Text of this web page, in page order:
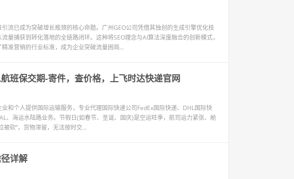
流已成为突破增长瓶颈的核心命题。广州GEO公司凭借其独创的生成引擎优化技
量捕获到转化落地的全链路闭环。这种将SEO理念与AI算法深度融合的创新模式，
准营销的行业标准，成为企业突破流量困局...
班保交期-寄件，查价格，上飞时达快递官网
和个人提供国际运输服务，专业代理国际快递公司FedEx国际快递、DHL国际快
、海运水陆路业务。节假日(如春节、圣诞、国庆)是空运旺季，航司运力紧张、舱
砍”，货物滞留，无法按时交...
详解